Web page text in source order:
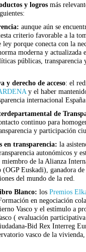
y logros más
aunque aún se
criterio favorable a la
porque conecta con la
moderna y actualizada
públicas, transparencia
y derecho de acceso: el
y el haber
internacional
de
continuo para
y participación
en transparencia: la
autonómicos y
miembro de la Alianza
Euskadi), ganadora
del mundo de la red.
Blanco: los Premios
en negociación
Vasco y el estímulo a
( evaluación
Bid Rex Interreg
vasco de la